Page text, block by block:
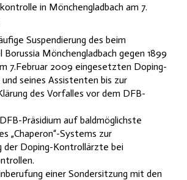
in Mönchengladbach am 7.
Suspendierung des beim
Borussia Mönchengladbach gegen 1899
7.Februar 2009 eingesetzten Doping-
seines Assistenten bis zur
des Vorfalles vor dem DFB-
Präsidium auf baldmöglichste
„Chaperon“-Systems zur
der Doping-Kontrollärzte bei
einer Sondersitzung mit den